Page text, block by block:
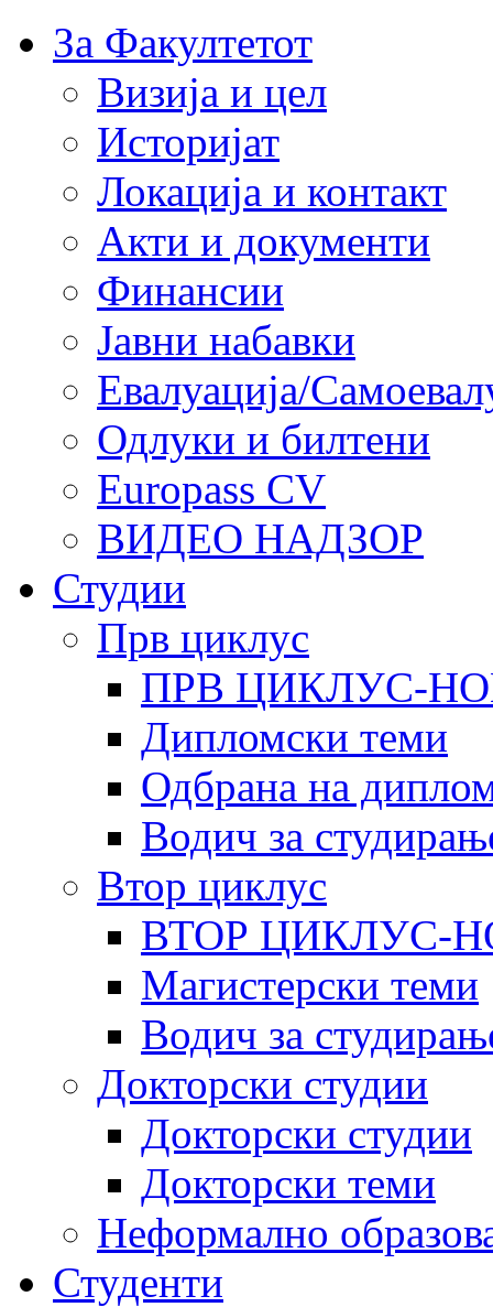
За Факултетот
Визија и цел
Историјат
Локација и контакт
Акти и документи
Финансии
Јавни набавки
Евалуација/
Одлуки и билтени
Europass CV
ВИДЕО НАДЗОР
Студии
Прв циклус
ПРВ ЦИКЛУС-
Дипломски теми
Одбрана на
Водич за
Втор циклус
ВТОР ЦИКЛУС-
Магистерски теми
Водич за
Докторски студии
Докторски студии
Докторски теми
Неформално
Студенти